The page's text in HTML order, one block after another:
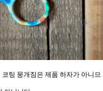
팅 뭉개짐은 제품 하자가 아니므